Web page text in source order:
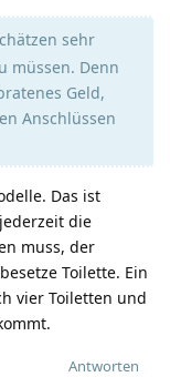
sehr
müssen. Denn
Geld,
Anschlüssen
Das ist
die
muss, der
Toilette. Ein
vier Toiletten und
Antworten